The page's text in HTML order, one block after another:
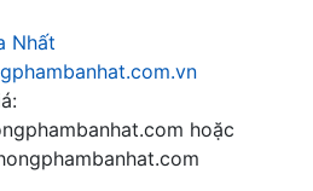
Nhất
hoặc